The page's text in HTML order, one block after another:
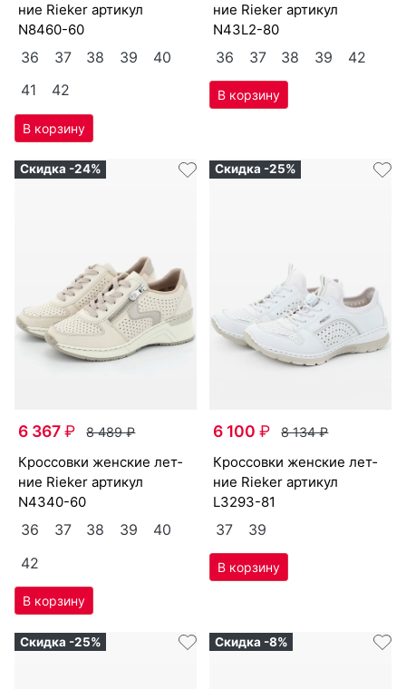
ние Ri­eker артикул
N8460-60
36 37 38 39
40
41
42
ние Ri­eker артикул
N43L2-80
36 37 38 39 42
Скидка -24%
6 367₽ 8 489₽
крос­совки женс­кие лет­
ние Ri­eker артикул
N4340-60
36 37 38 39
40
42
Скидка -25%
6 100₽ 8 134₽
крос­совки женс­кие лет­
ние Ri­eker артикул
L3293-81
37 39
Скидка -25% Скидка -8%